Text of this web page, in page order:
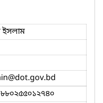
@dot.gov.bd